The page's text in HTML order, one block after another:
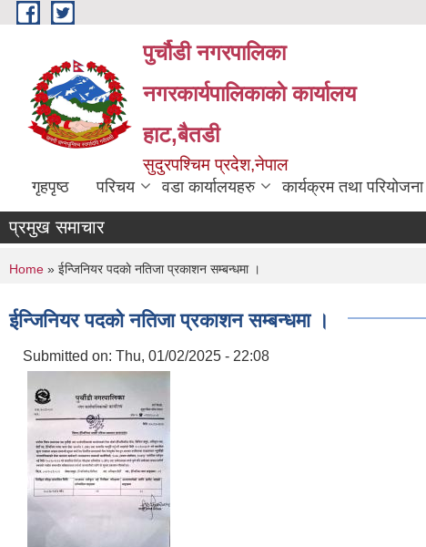
Skip to main content
पुर्चौडी नगरपालिका
नगरकार्यपालिकाकाे कार्यालय
हाट,बैतडी
सुदुरपश्चिम प्रदेश,नेपाल
गृहपृष्ठ परिचय वडा कार्यालयहरु कार्यक्रम तथा परियोजना
प्रमुख समाचार
You are here
Home » ईन्जिनियर पदकाे नतिजा प्रकाशन सम्बन्धमा ।
ईन्जिनियर पदकाे नतिजा प्रकाशन सम्बन्धमा ।
Submitted on: Thu, 01/02/2025 - 22:08